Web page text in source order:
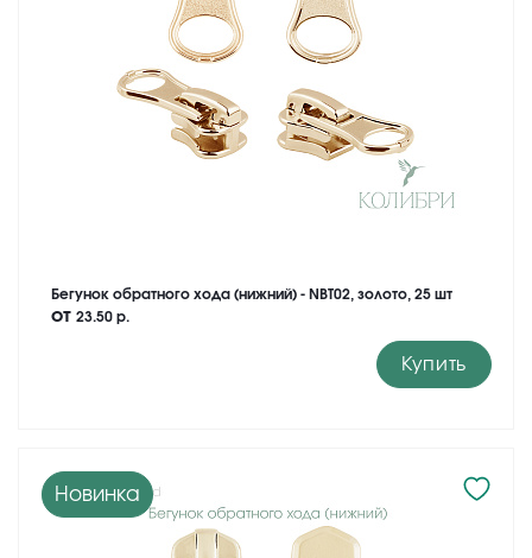
Бегунок обратного хода (нижний) - NBT02, золото, 25 шт
от 23.50 р.
Купить
Новинка